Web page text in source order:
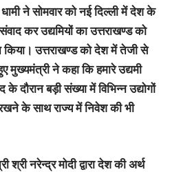
ने सोमवार को नई दिल्ली में देश के
कर उद्यमियों का उत्तराखण्ड को
किया। उत्तराखण्ड को देश में तेजी से
मुख्यमंत्री ने कहा कि हमारे उद्यमी
दौरान बड़ी संख्या में विभिन्न उद्योगों
के साथ राज्य में निवेश की भी
नरेन्द्र मोदी द्वारा देश की अर्थ